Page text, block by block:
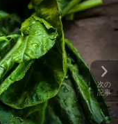
次の
記事